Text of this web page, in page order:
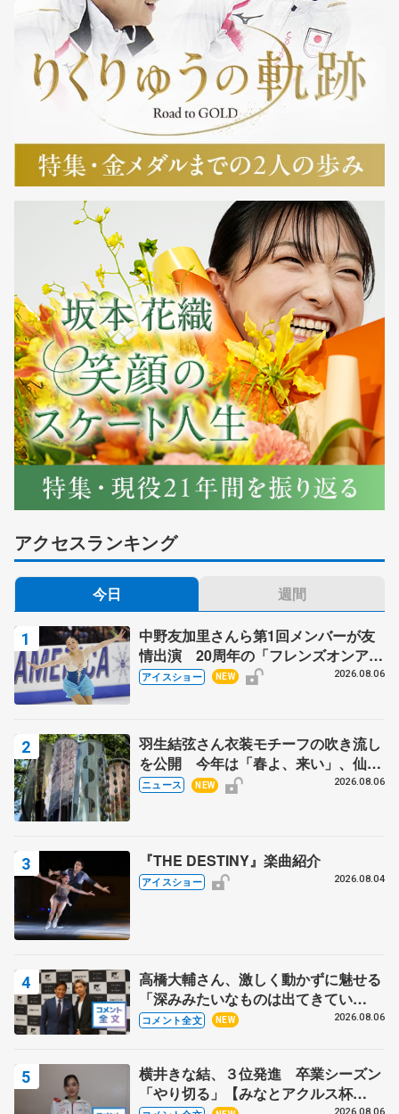
アクセスランキング
今日 週間
中野友加里さんら第1回メンバーが友
情出演 20周年の「フレンズオンアイ
ス」 宮本賢二さん、有川梨絵さん、
アイスショー NEW 2026.08.06
羽生結弦さん衣装モチーフの吹き流し
を公開 今年は「春よ、来い」、仙台
の瑞鳳殿
ニュース NEW 2026.08.06
『THE DESTINY』楽曲紹介
アイスショー 2026.08.04
高橋大輔さん、激しく動かずに魅せる
「深みみたいなものは出てきてい
る？」 〝兄さん〟と慕うレジェンド
コメント全文 NEW 2026.08.06
横井きな結、３位発進 卒業シーズン
「やり切る」【みなとアクルス杯
2026.08.06